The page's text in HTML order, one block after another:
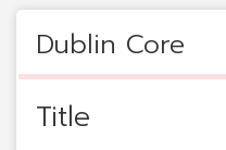
Dublin Core
Title